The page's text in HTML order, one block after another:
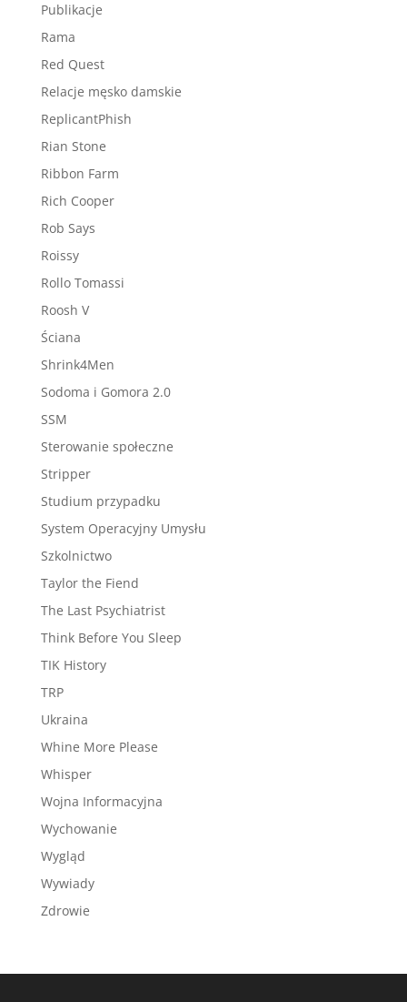
Publikacje
Rama
Red Quest
Relacje męsko damskie
ReplicantPhish
Rian Stone
Ribbon Farm
Rich Cooper
Rob Says
Roissy
Rollo Tomassi
Roosh V
Ściana
Shrink4Men
Sodoma i Gomora 2.0
SSM
Sterowanie społeczne
Stripper
Studium przypadku
System Operacyjny Umysłu
Szkolnictwo
Taylor the Fiend
The Last Psychiatrist
Think Before You Sleep
TIK History
TRP
Ukraina
Whine More Please
Whisper
Wojna Informacyjna
Wychowanie
Wygląd
Wywiady
Zdrowie